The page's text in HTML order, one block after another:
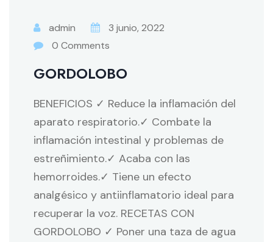
admin
3 junio, 2022
0 Comments
GORDOLOBO
BENEFICIOS ✓ Reduce la inflamación del
aparato respiratorio.✓ Combate la
inflamación intestinal y problemas de
estreñimiento.✓ Acaba con las
hemorroides.✓ Tiene un efecto
analgésico y antiinflamatorio ideal para
recuperar la voz. RECETAS CON
GORDOLOBO ✓ Poner una taza de agua